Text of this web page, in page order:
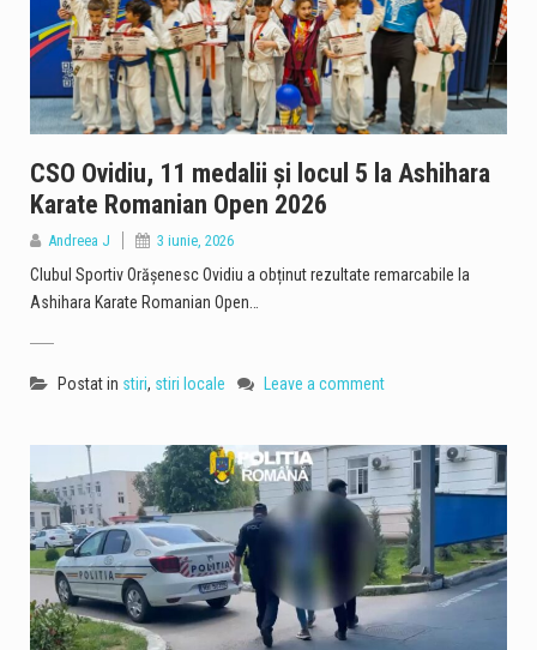
CSO Ovidiu, 11 medalii și locul 5 la Ashihara
Karate Romanian Open 2026
Andreea J 3 iunie, 2026
Clubul Sportiv Orășenesc Ovidiu a obținut rezultate remarcabile la
Ashihara Karate Romanian Open…
Postat in stiri, stiri locale Leave a comment